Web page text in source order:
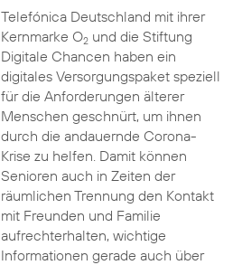
Telefónica Deutschland mit ihrer
Kernmarke O2und die Stiftung
Digitale Chancen haben ein
digitales Versorgungspaket speziell
für die Anforderungen älterer
Menschen geschnürt, um ihnen
durch die andauernde Corona-
Krise zu helfen. Damit können
Senioren auch in Zeiten der
räumlichen Trennung den Kontakt
mit Freunden und Familie
aufrechterhalten, wichtige
Informationen gerade auch über